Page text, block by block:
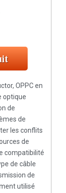
OPPC en
optique
de
de
les conflits
de
compatibilité
de câble
de
utilisé